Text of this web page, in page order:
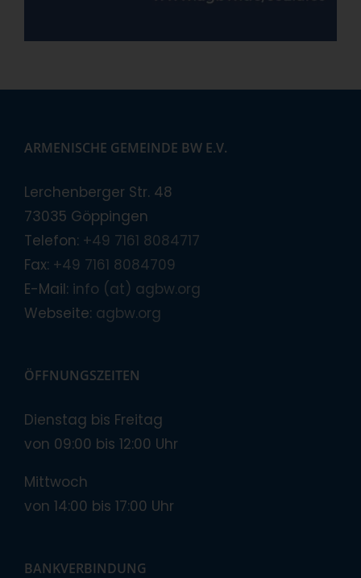
ARMENISCHE GEMEINDE BW E.V.
Lerchenberger Str. 48
73035 Göppingen
Telefon: +49 7161 8084717
Fax: +49 7161 8084709
E-Mail: info (at) agbw.org
Webseite: agbw.org
ÖFFNUNGSZEITEN
Dienstag bis Freitag
von 09:00 bis 12:00 Uhr
Mittwoch
von 14:00 bis 17:00 Uhr
BANKVERBINDUNG